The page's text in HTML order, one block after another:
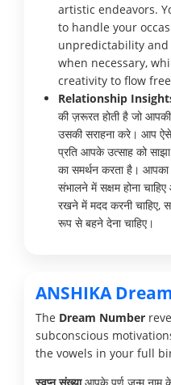
artistic endeavors.
to handle your
unpredictability
when necessary,
creativity to flow
Relationship
की ज़रूरत होती है जो
उसकी सराहना करे। आप
प्रति आपके उत्साह को
का समर्थन करता है।
संभालने में सक्षम होना
रखने में मदद करनी चाहिए,
रूप से बहने देना चाहिए।
ANSHIKA
The Dream Number
subconscious
the vowels in your full